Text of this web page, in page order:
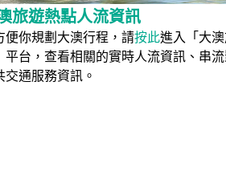
旅遊熱點人流資訊
便你規劃大澳行程，請按此進入「大
平台，查看相關的實時人流資訊、串
交通服務資訊。